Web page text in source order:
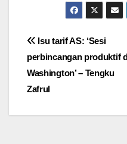
Post
navigation
Isu tarif AS: ‘Sesi
perbincangan produktif
Washington’ – Tengku
Zafrul